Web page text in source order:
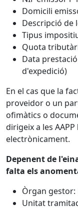
Domicili
Descripció de
Tipus
Quota
Data
d'expedició)
En el cas que la
proveidor o un
ofimàtics o
dirigeix a les
electrònicament.
Depenent de
falta els
Òrgan gestor:
Unitat